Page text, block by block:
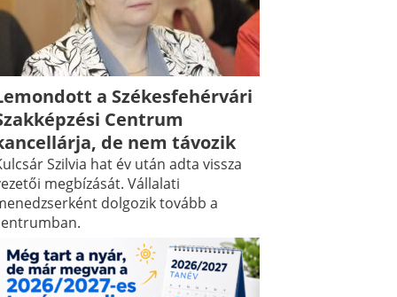
a Székesfehérvári
Centrum
de nem távozik
Szilvia hat év után adta vissza
megbízását. Vállalati
dolgozik tovább a